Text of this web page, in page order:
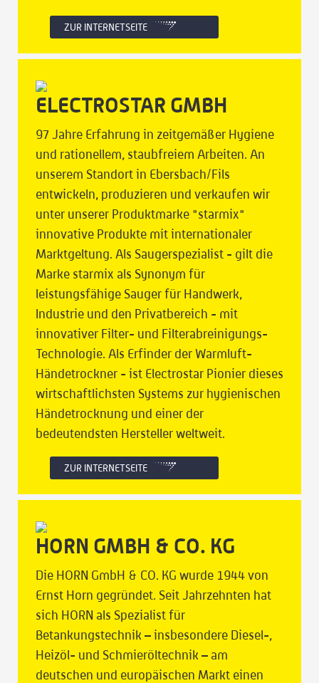
ZUR INTERNETSEITE
ELECTROSTAR GMBH
97 Jahre Erfahrung in zeitgemäßer Hygiene
und rationellem, staubfreiem Arbeiten. An
unserem Standort in Ebersbach/Fils
entwickeln, produzieren und verkaufen wir
unter unserer Produktmarke "starmix"
innovative Produkte mit internationaler
Marktgeltung. Als Saugerspezialist - gilt die
Marke starmix als Synonym für
leistungsfähige Sauger für Handwerk,
Industrie und den Privatbereich - mit
innovativer Filter- und Filterabreinigungs-
Technologie. Als Erfinder der Warmluft-
Händetrockner - ist Electrostar Pionier dieses
wirtschaftlichsten Systems zur hygienischen
Händetrocknung und einer der
bedeutendsten Hersteller weltweit.
ZUR INTERNETSEITE
HORN GMBH & CO. KG
Die HORN GmbH & CO. KG wurde 1944 von
Ernst Horn gegründet. Seit Jahrzehnten hat
sich HORN als Spezialist für
Betankungstechnik – insbesondere Diesel-,
Heizöl- und Schmieröltechnik – am
deutschen und europäischen Markt einen